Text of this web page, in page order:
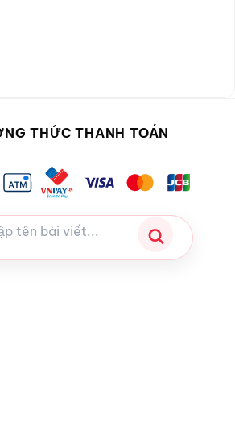
THỨC THANH TOÁN